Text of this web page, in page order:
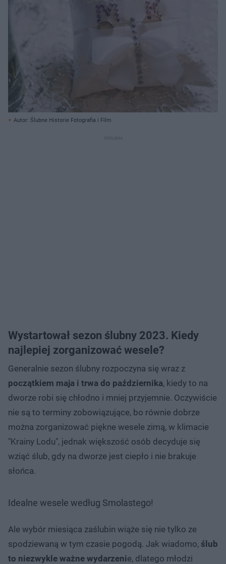
Autor: Ślubne Historie Fotografia i Film
Wystartował sezon ślubny 2023. Kiedy
najlepiej zorganizować wesele?
Generalnie sezon ślubny rozpoczyna się wraz z
początkiem maja i trwa do października, kiedy to na
dworze robi się chłodno i mniej przyjemnie. Oczywiście
nie są to terminy zobowiązujące, bo równie dobrze
można zorganizować piękne wesele zimą, w klimacie
"Krainy Lodu", jednak większość osób decyduje się
wziąć ślub, gdy na dworze jest ciepło i nie brakuje
słońca.
Idealne wesele według Smolastego!
Ale wybór miesiąca zaślubin wiąże się nie tylko ze
spodziewaną w tym czasie pogodą. Jak wiadomo, ślub
to niezwykle ważne wydarzenie, dlatego młodzi